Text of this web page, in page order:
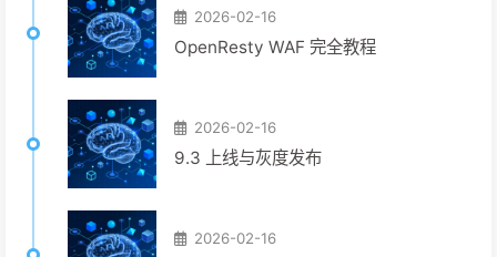
2026-02-16
OpenResty WAF 完全教程
2026-02-16
9.3 上线与灰度发布
2026-02-16